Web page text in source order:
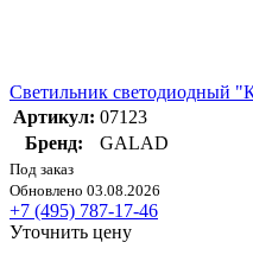
Светильник светодиодный
Артикул: 07123
Бренд:
GALAD
Под заказ
Обновлено 03.08.2026
+7 (495) 787-17-46
Уточнить цену